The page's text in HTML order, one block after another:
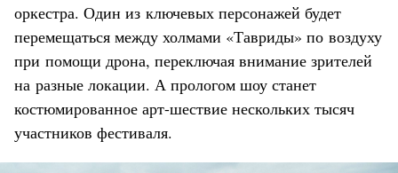
оркестра. Один из ключевых персонажей будет
перемещаться между холмами «Тавриды» по воздуху
при помощи дрона, переключая внимание зрителей
на разные локации. А прологом шоу станет
костюмированное арт-шествие нескольких тысяч
участников фестиваля.